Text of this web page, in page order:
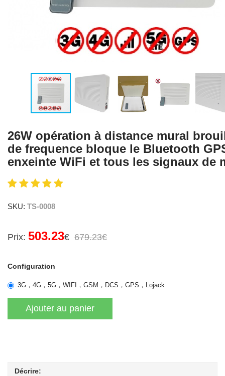
26W opération à distance mural
de frequence bloque le Bluetooth
enxeinte WiFi et tous les signaux de
SKU: TS-0008
Prix: 503.23€ 679.23€
Configuration
3G，4G，5G，WIFI，GSM，DCS，GPS，Lojack
Décrire: